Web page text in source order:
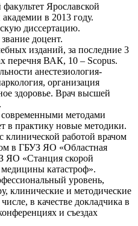
Ярославской
в 2013 году.
диссертацию.
доцент.
изданий, за последние 3
перечня ВАК, 10 – Scopus.
анестезиология-
организация
здоровье. Врач высшей
методами
в практику новые методики.
клинической работой врачом
в ГБУЗ ЯО «Областная
ЯО «Станция скорой
катастроф».
уровень,
клинические и методические
в качестве докладчика в
и съездах